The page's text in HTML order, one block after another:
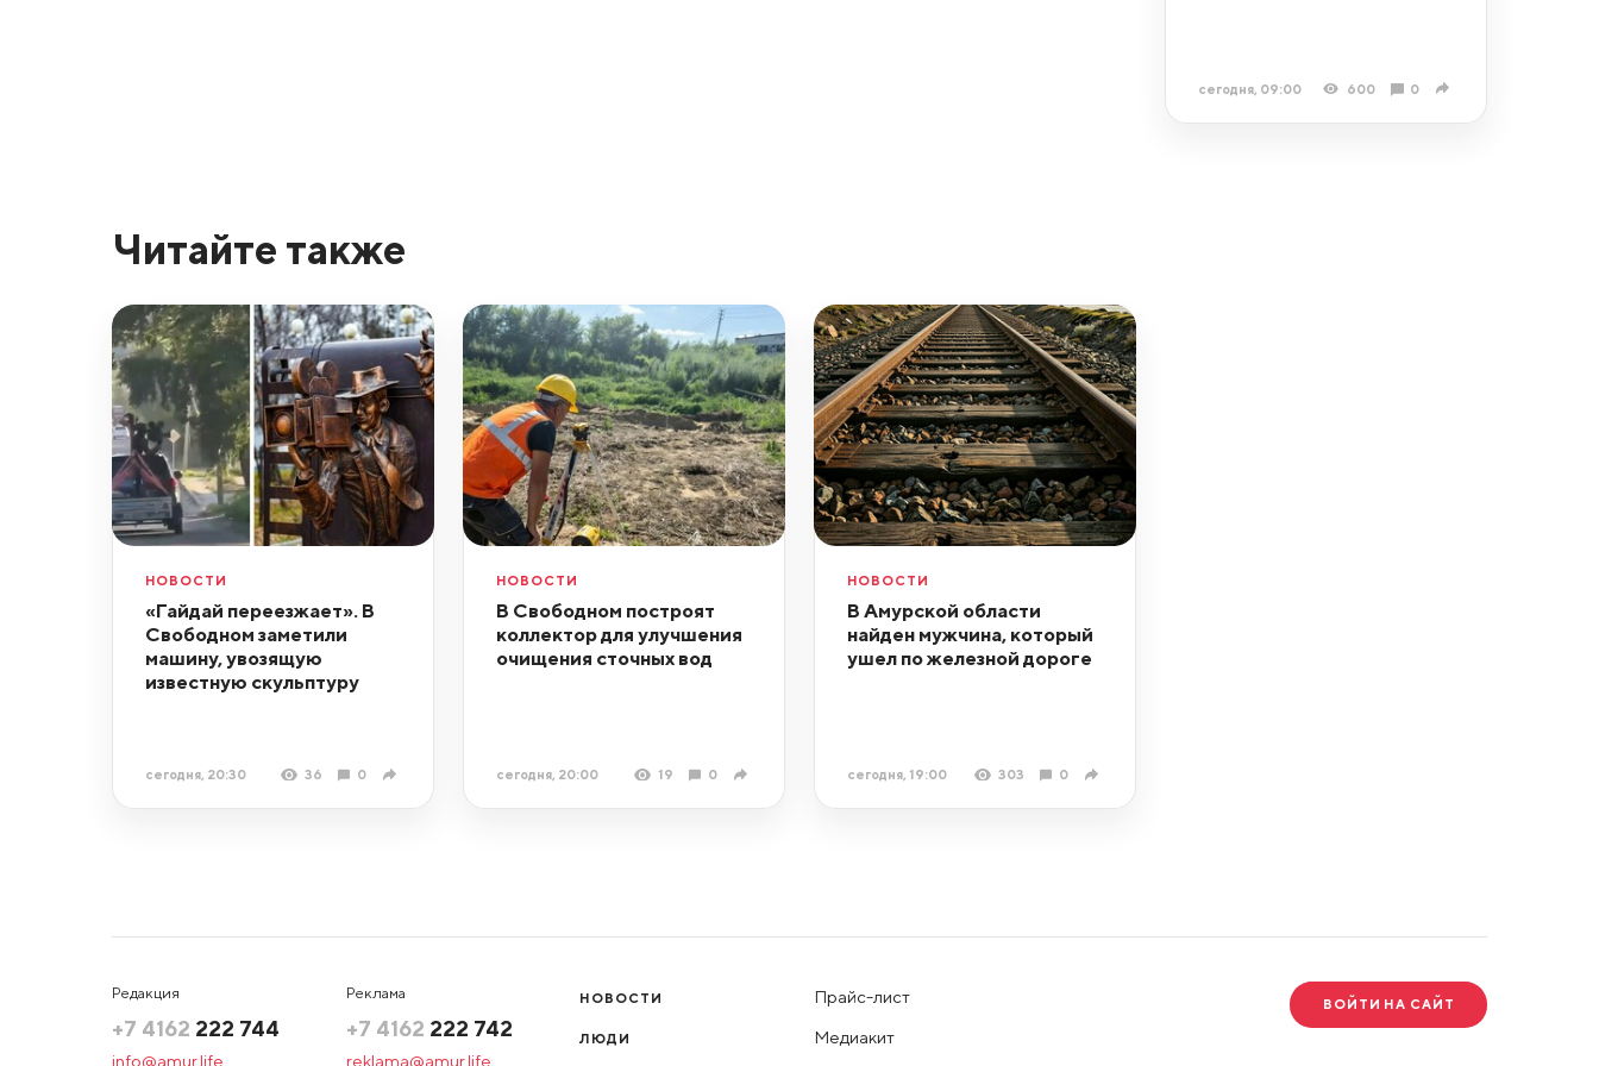
сегодня, 09:00 600 0
Читайте также
НОВОСТИ
«Гайдай переезжает». В
Свободном заметили
машину, увозящую
известную скульптуру
сегодня, 20:30 36 0
НОВОСТИ
В Свободном построят
коллектор для улучшения
очищения сточных вод
сегодня, 20:00 19 0
НОВОСТИ
В Амурской области
найден мужчина, который
ушел по железной дороге
сегодня, 19:00 303 0
Редакция
+7 4162 222 744
info@amur.life
Реклама
+7 4162 222 742
reklama@amur.life
НОВОСТИ
ЛЮДИ
Прайс-лист
Медиакит
ВОЙТИ НА САЙТ